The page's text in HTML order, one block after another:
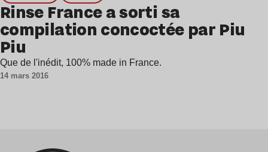
Rinse France a sorti sa
compilation concoctée par Piu
Piu
Que de l'inédit, 100% made in France.
14 mars 2016